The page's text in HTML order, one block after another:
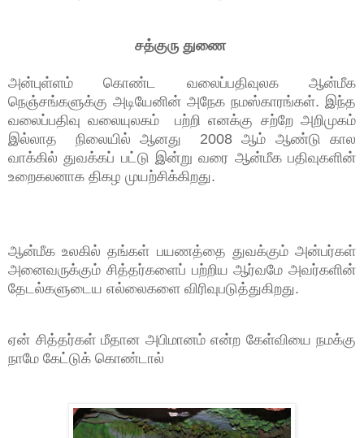
சத்குரு துணை
அன்புள்ளம் கொண்ட வலைப்பதிவுலக ஆன்மீக
நெஞ்சங்களுக்கு அடியேனின் அநேக நமஸ்காரங்கள். இந்த
வலைப்பதிவு வலையுலகம் பற்றி எனக்கு சற்றே அறிமுகம்
இல்லாத நிலையில் ஆனது 2008 ஆம் ஆண்டு கால
வாக்கில் துவக்கப் பட்டு இன்று வரை ஆன்மீக பதிவுகளின்
உறைகலனாக திகழ முயற்சிக்கிறது.
ஆன்மீக உலகில் தங்கள் பயணத்தை துவக்கும் அன்பர்கள்
அனைவருக்கும் சித்தர்களைப் பற்றிய ஆர்வமே அவர்களின்
தேடல்களுடைய எல்லைகளை விரிவுபடுத்துகிறது.
ஏன் சித்தர்கள் மீதான அபிமானம் என்ற கேள்வியை நமக்கு
நாமே கேட்டுக் கொண்டால்